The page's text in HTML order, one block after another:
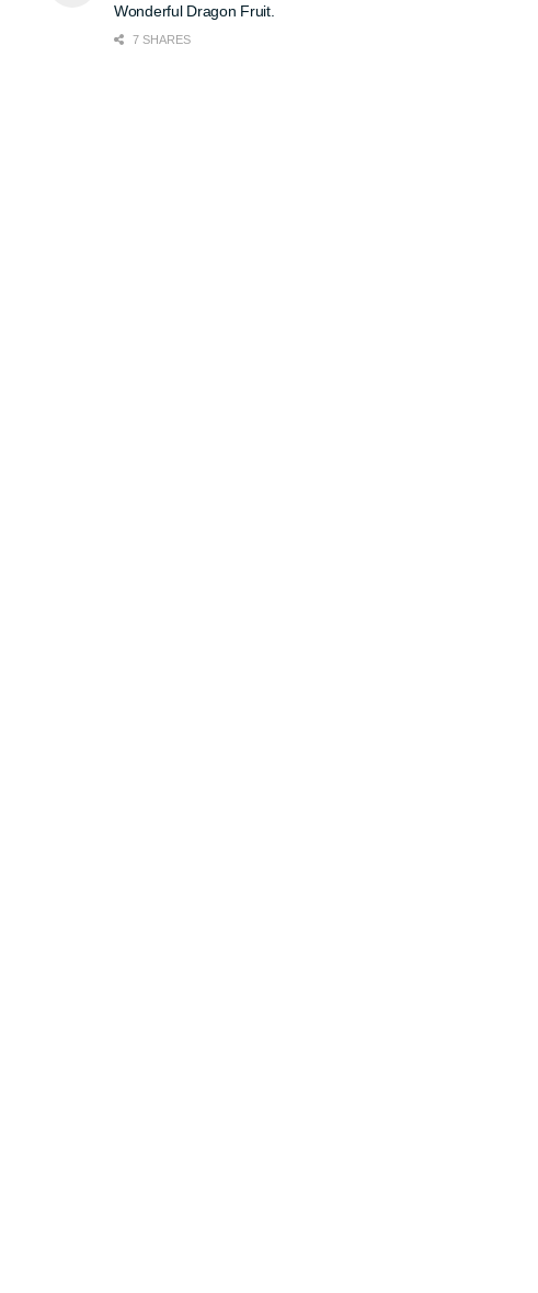
Wonderful Dragon Fruit.
7 SHARES